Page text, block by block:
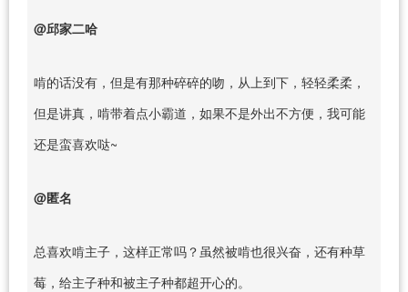
@邱家二哈
啃的话没有，但是有那种碎碎的吻，从上到下，轻轻柔柔，
但是讲真，啃带着点小霸道，如果不是外出不方便，我可能
还是蛮喜欢哒~
@匿名
总喜欢啃主子，这样正常吗？虽然被啃也很兴奋，还有种草
莓，给主子种和被主子种都超开心的。